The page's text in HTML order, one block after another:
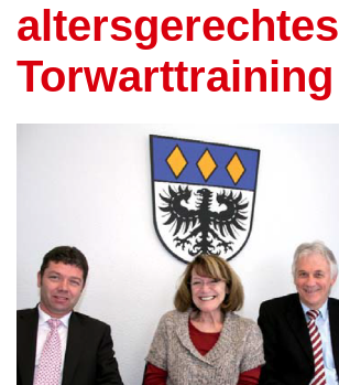
altersgerechtes
Torwarttraining